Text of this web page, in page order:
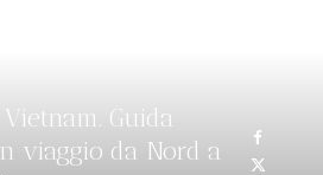
Guida
viaggio da Nord a